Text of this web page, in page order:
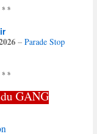
* *
–Parade Stop
* *
GANG